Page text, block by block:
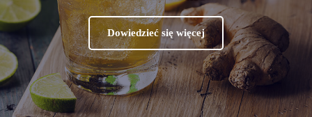
Dowiedzieć się więcej